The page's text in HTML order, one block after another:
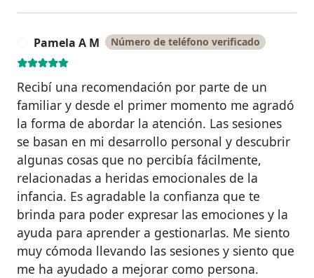
Pamela A M Número de teléfono verificado
Recibí una recomendación por parte de un
familiar y desde el primer momento me agradó
la forma de abordar la atención. Las sesiones
se basan en mi desarrollo personal y descubrir
algunas cosas que no percibía fácilmente,
relacionadas a heridas emocionales de la
infancia. Es agradable la confianza que te
brinda para poder expresar las emociones y la
ayuda para aprender a gestionarlas. Me siento
muy cómoda llevando las sesiones y siento que
me ha ayudado a mejorar como persona.